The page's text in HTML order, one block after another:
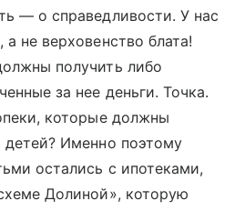
— о справедливости. У нас
а не верховенство блата!
получить либо
за нее деньги. Точка.
которые должны
детей? Именно поэтому
остались с ипотеками,
Долиной», которую